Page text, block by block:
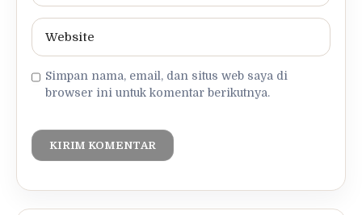
Simpan nama, email, dan situs web saya di
browser ini untuk komentar berikutnya.